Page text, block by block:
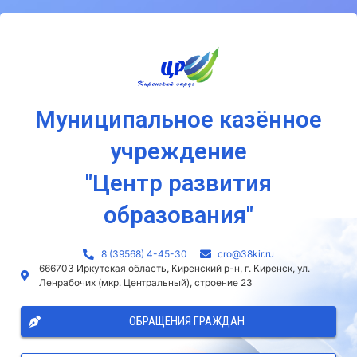
Муниципальное казённое
учреждение
"Центр развития
образования"
8 (39568) 4-45-30
сro@38kir.ru
666703 Иркутская область, Киренский р-н, г. Киренск, ул.
Ленрабочих (мкр. Центральный), строение 23
ОБРАЩЕНИЯ ГРАЖДАН